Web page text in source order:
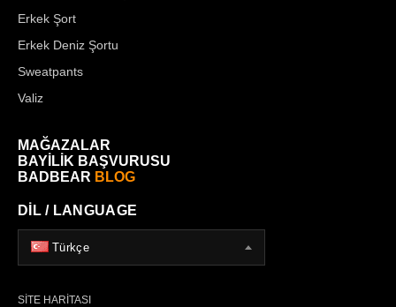
Erkek Şort
Erkek Deniz Şortu
Sweatpants
Valiz
MAĞAZALAR
BAYİLİK BAŞVURUSU
BADBEAR BLOG
DİL / LANGUAGE
Türkçe
SİTE HARİTASI